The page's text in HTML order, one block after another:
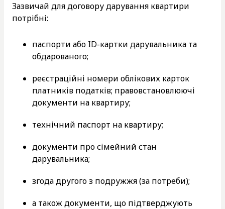
Зазвичай для договору дарування квартири
потрібні:
паспорти або ID-картки дарувальника та
обдарованого;
реєстраційні номери облікових карток
платників податків; правовстановлюючі
документи на квартиру;
технічний паспорт на квартиру;
документи про сімейний стан
дарувальника;
згода другого з подружжя (за потреби);
а також документи, що підтверджують